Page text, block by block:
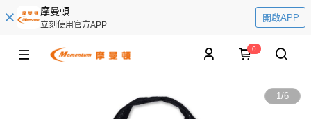
摩曼頓
立刻使用官方APP
開啟APP
0
1/6